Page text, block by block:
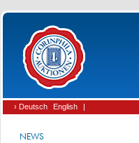
› Deutsch English |
NEWS